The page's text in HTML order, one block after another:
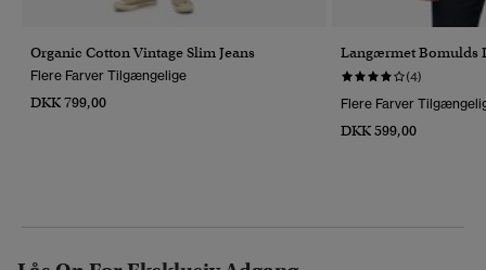
Organic Cotton Vintage Slim Jeans
Flere Farver Tilgængelige
DKK 799,00
Langærmet Bomulds
(4)
Flere Farver
DKK 599,00